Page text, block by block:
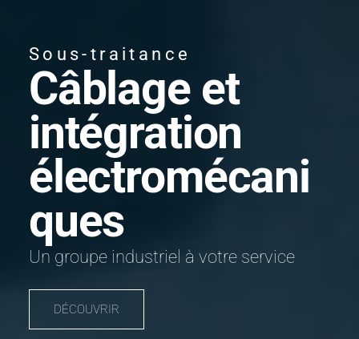
Sous-traitance
Câblage et
intégration
électromécani
ques
Un groupe industriel à votre service
DÉCOUVRIR